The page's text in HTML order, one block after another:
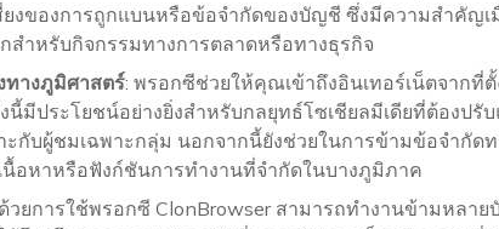
ยงของการถูกแบนหรือข้อจำกัดของบัญชี ซึ่งมีความสำคัญ
สำหรับกิจกรรมทางการตลาดหรือทางธุรกิจ
างภูมิศาสตร์: พรอกซีช่วยให้คุณเข้าถึงอินเทอร์เน็ตจากที่ตั้
มีประโยชน์อย่างยิ่งสำหรับกลยุทธ์โซเชียลมีเดียที่ต้องปรับ
ะกับผู้ชมเฉพาะกลุ่ม นอกจากนี้ยังช่วยในการข้ามข้อจำกัดท
นื้อหาหรือฟังก์ชันการทำงานที่จำกัดในบางภูมิภาค
วยการใช้พรอกซี ClonBrowser สามารถทำงานข้ามหลา